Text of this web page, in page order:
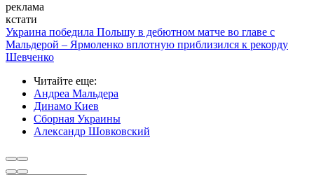
реклама
кстати
Украина победила Польшу в дебютном матче во главе с
Мальдерой – Ярмоленко вплотную приблизился к рекорду
Шевченко
Читайте еще:
Андреа Мальдера
Динамо Киев
Сборная Украины
Александр Шовковский